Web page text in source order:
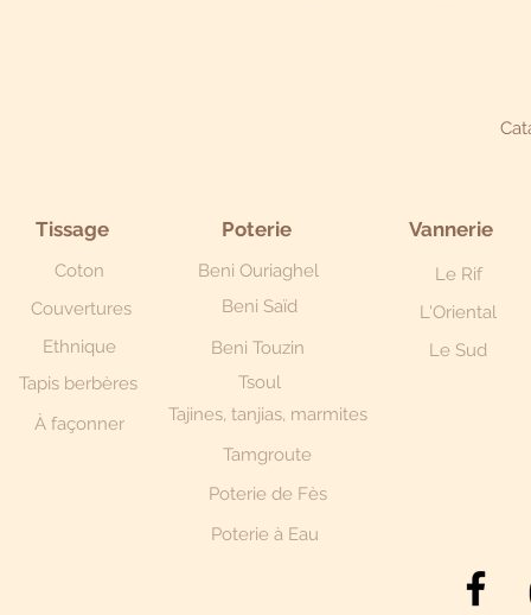
Tissage
Coton
Couvertures
Ethnique
Tapis berbères
À façonner
Poterie
Beni Ouriaghel
Beni Saïd
Beni Touzin
Vannerie
Le Rif
L'Oriental
Le Sud
Tsoul
Tajines, tanjias, marmites
Tamgroute
Poterie de Fès
Poterie à Eau